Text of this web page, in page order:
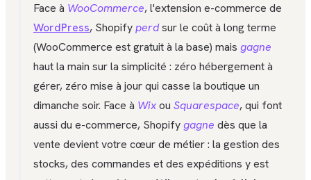
Face à WooCommerce, l'extension e-commerce de
WordPress, Shopifyperdsur le coût à long terme
(WooCommerce est gratuit à la base) mais gagne
haut la main sur la simplicité : zéro hébergement à
gérer, zéro mise à jour qui casse la boutique un
dimanche soir. Face à Wixou Squarespace, qui font
aussi du e-commerce, Shopifygagne dès que la
vente devient votre cœur de métier : la gestion des
stocks, des commandes et des expéditions y est